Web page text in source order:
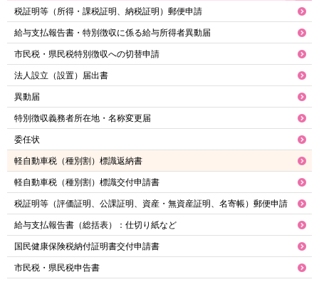
税証明等（所得・課税証明、納税証明）郵便申請
給与支払報告書・特別徴収に係る給与所得者異動届
市民税・県民税特別徴収への切替申請
法人設立（設置）届出書
異動届
特別徴収義務者所在地・名称変更届
委任状
軽自動車税（種別割）標識返納書
軽自動車税（種別割）標識交付申請書
税証明等（評価証明、公課証明、資産・無資産証明、名寄帳）郵便申請
給与支払報告書（総括表）：仕切り紙など
国民健康保険税納付証明書交付申請書
市民税・県民税申告書